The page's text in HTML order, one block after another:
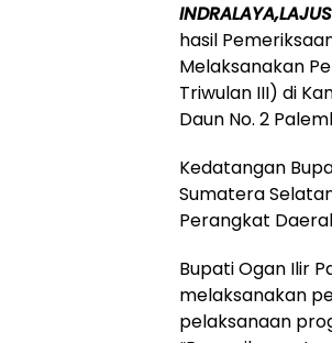
hasil
Melaksanakan
Triwulan III) di
Daun No. 2
Kedatangan
Sumatera
Perangkat
Bupati Ogan Ilir
melaksanakan
pelaksanaan